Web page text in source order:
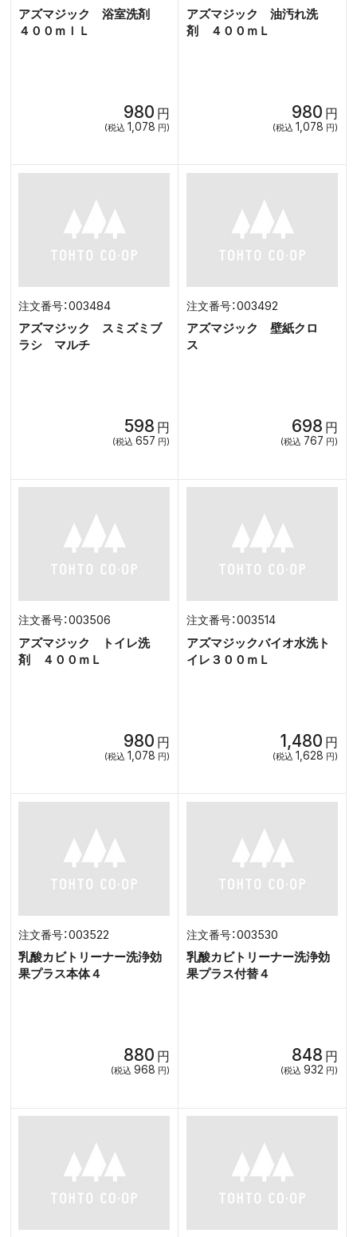
アズマジック 浴室洗剤
４００ｍｌＬ
980 円
(税込 1,078 円)
アズマジック 油汚れ洗
剤 ４００ｍＬ
980 円
(税込 1,078 円)
003484
アズマジック スミズミブ
ラシ マルチ
598 円
(税込 657 円)
003492
アズマジック 壁紙クロ
ス
698 円
(税込 767 円)
003506
アズマジック トイレ洗
剤 ４００ｍＬ
980 円
(税込 1,078 円)
003514
アズマジックバイオ水洗ト
イレ３００ｍＬ
1,480 円
(税込 1,628 円)
003522
乳酸カビトリーナー洗浄効
果プラス本体４
880 円
(税込 968 円)
003530
乳酸カビトリーナー洗浄効
果プラス付替４
848 円
(税込 932 円)